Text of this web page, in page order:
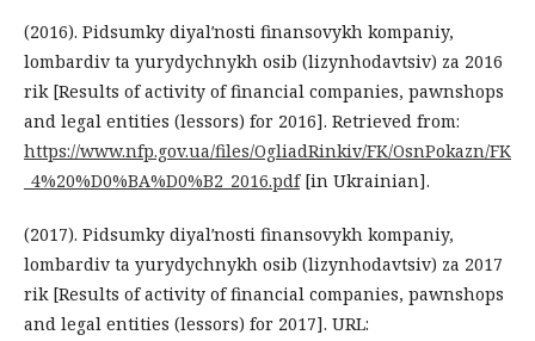
(2016). Pidsumky diyalʹnosti finansovykh kompaniy,
lombardiv ta yurydychnykh osib (lizynhodavtsiv) za 2016
rik [Results of activity of financial companies, pawnshops
and legal entities (lessors) for 2016]. Retrieved from:
https://www.nfp.gov.ua/files/OgliadRinkiv/FK/OsnPokazn/FK
_4%20%D0%BA%D0%B2_2016.pdf[in Ukrainian].
(2017). Pidsumky diyalʹnosti finansovykh kompaniy,
lombardiv ta yurydychnykh osib (lizynhodavtsiv) za 2017
rik [Results of activity of financial companies, pawnshops
and legal entities (lessors) for 2017]. URL: